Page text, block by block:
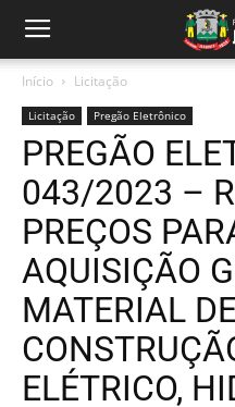
Início Licitação
Licitação Pregão Eletrônico
PREGÃO
043/2023 –
PREÇOS
AQUISIÇÃO
MATERIAL DE
ELÉTRICO,